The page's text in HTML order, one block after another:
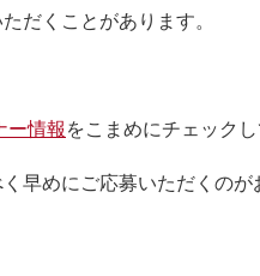
だくことがあります。
ー情報 をこまめにチェックし
早めにご応募いただくのが